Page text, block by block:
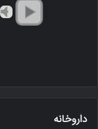
داروخانه